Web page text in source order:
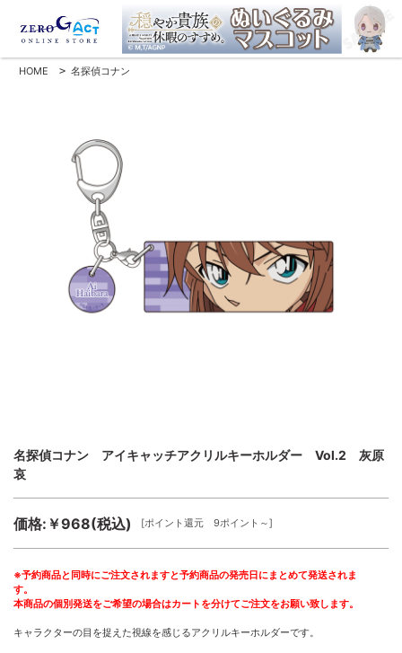
HOME > 名探偵コナン
名探偵コナン アイキャッチアクリルキーホルダー Vol.2 灰原
哀
価格:￥968(税込) [ポイント還元 9ポイント～]
※予約商品と同時にご注文されますと予約商品の発売日にまとめて発送されま
す。
本商品の個別発送をご希望の場合はカートを分けてご注文をお願い致します。
キャラクターの目を捉えた視線を感じるアクリルキーホルダーです。